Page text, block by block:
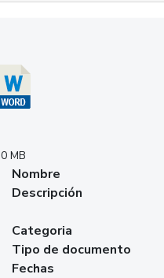
0 MB
Nombre
Descripción
Categoria
Tipo de documento
Fechas